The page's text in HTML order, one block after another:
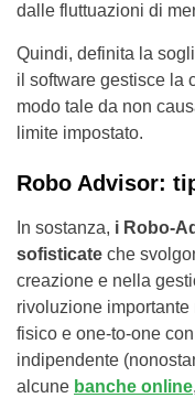
dalle fluttuazioni di
Quindi, definita la
il software gestisce la
modo tale da non
limite impostato.
Robo Advisor:
In sostanza, i Robo-
sofisticate che
creazione e nella
rivoluzione importante
fisico e one-to-one
indipendente
alcune banche online